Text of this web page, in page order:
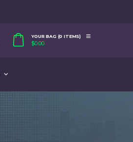
YOUR BAG (0 ITEMS)
$0.00